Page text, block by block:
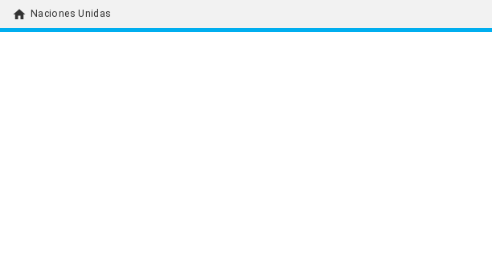
home Naciones Unidas